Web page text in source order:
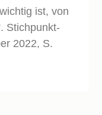
ist, von
Stichpunkt-
2022, S.